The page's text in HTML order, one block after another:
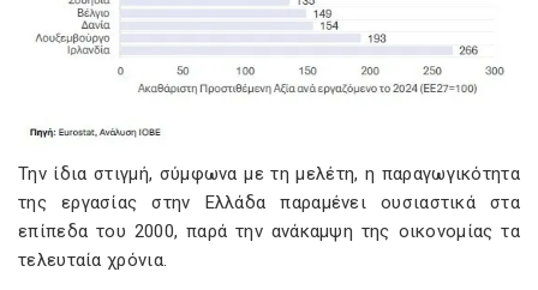
Την ίδια στιγμή, σύμφωνα με τη μελέτη, η παραγωγικότητα
της εργασίας στην Ελλάδα παραμένει ουσιαστικά στα
επίπεδα του 2000, παρά την ανάκαμψη της οικονομίας τα
τελευταία χρόνια.